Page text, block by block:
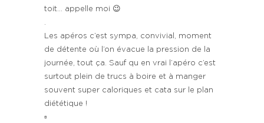
toit… appelle moi 😉
.
Les apéros c’est sympa, convivial, moment
de détente où l’on évacue la pression de la
journée, tout ça. Sauf qu en vrai l’apéro c’est
surtout plein de trucs à boire et à manger
souvent super caloriques et cata sur le plan
diététique !
▫️